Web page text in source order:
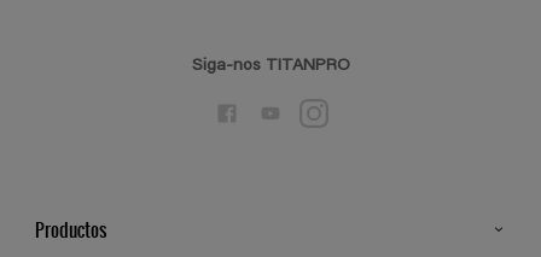
Siga-nos TITANPRO
Productos